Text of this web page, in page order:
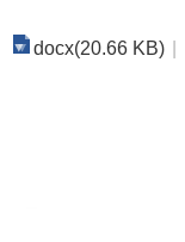
docx(20.66 KB)